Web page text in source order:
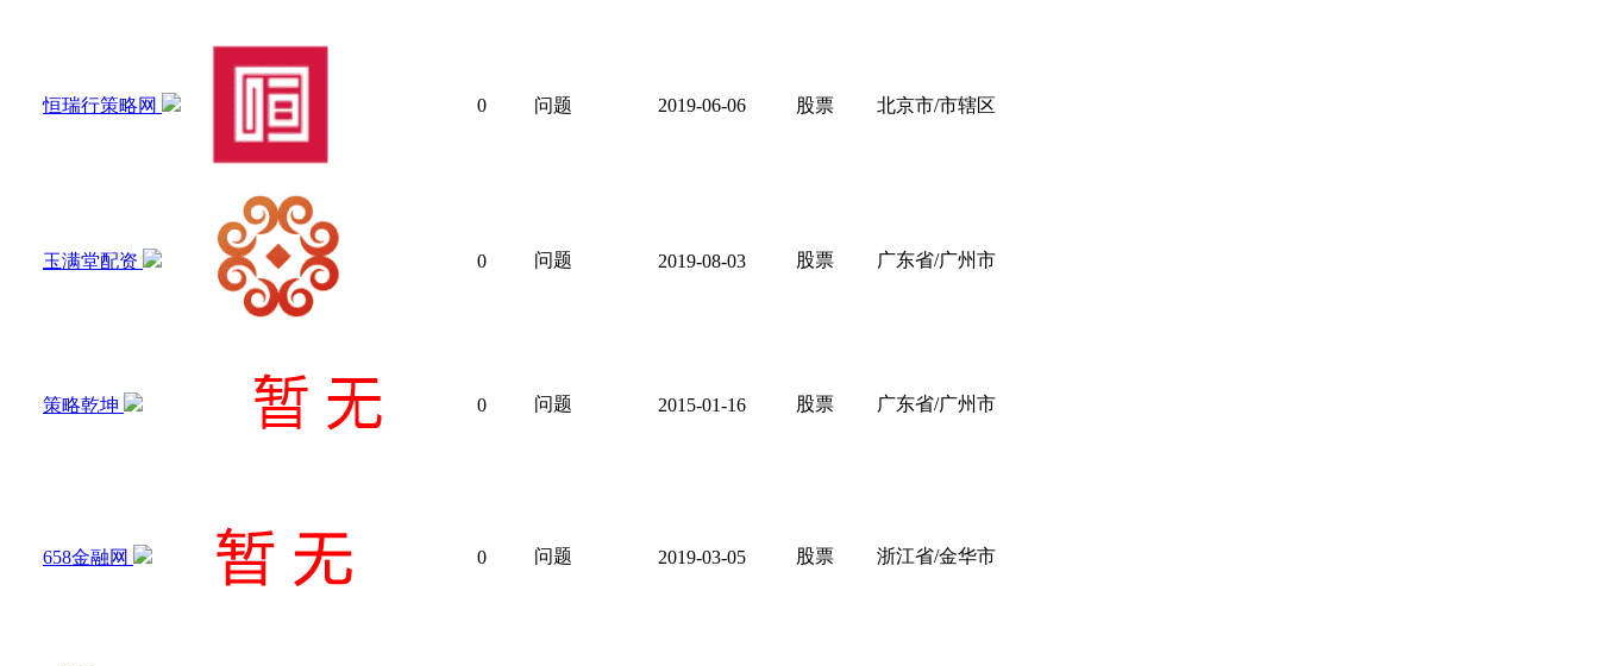
恒瑞行策略网 0 问题 2019-06-06 股票 北京市/市辖区
玉满堂配资 0 问题 2019-08-03 股票 广东省/广州市
策略乾坤 0 问题 2015-01-16 股票 广东省/广州市
658金融网 0 问题 2019-03-05 股票 浙江省/金华市